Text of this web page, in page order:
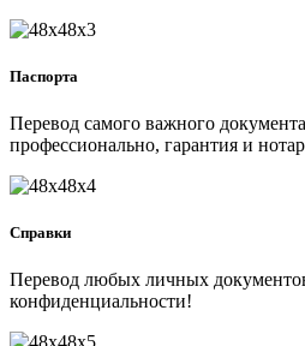
Паспорта
Перевод самого важного
профессионально, гарантия и
Справки
Перевод любых личных
конфиденциальности!